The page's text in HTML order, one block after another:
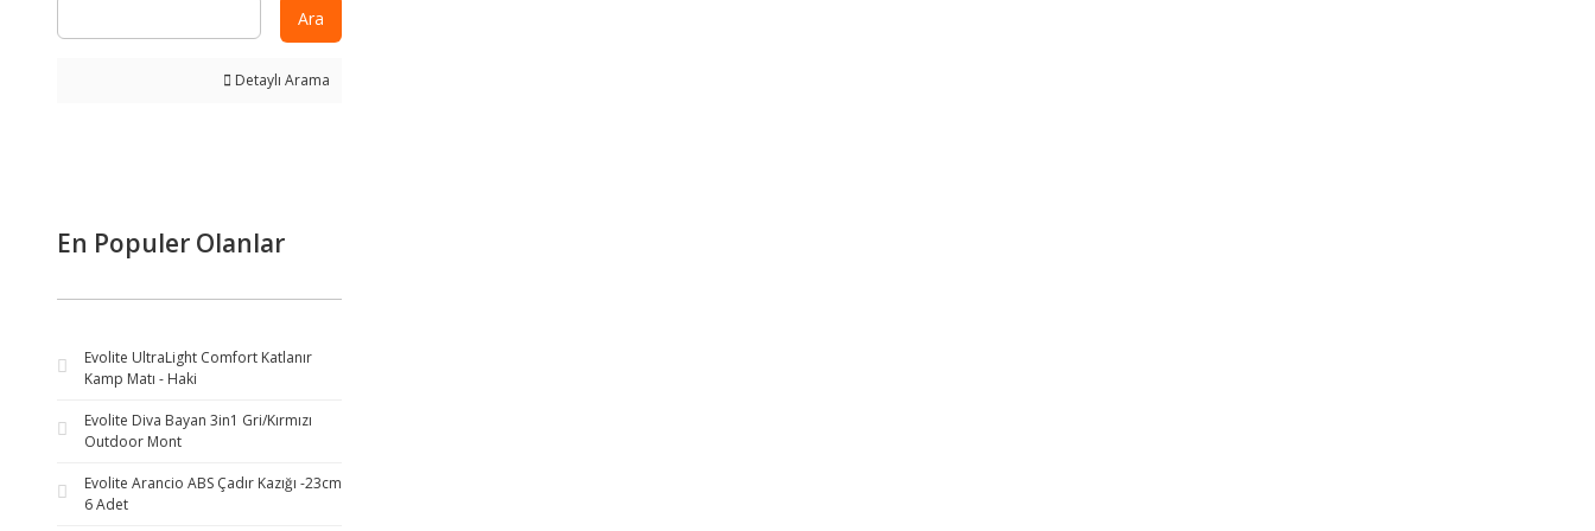
Ara
Detaylı Arama
En Populer Olanlar
Evolite UltraLight Comfort Katlanır
Kamp Matı - Haki
Evolite Diva Bayan 3in1 Gri/Kırmızı
Outdoor Mont
Evolite Arancio ABS Çadır Kazığı -23cm
6 Adet